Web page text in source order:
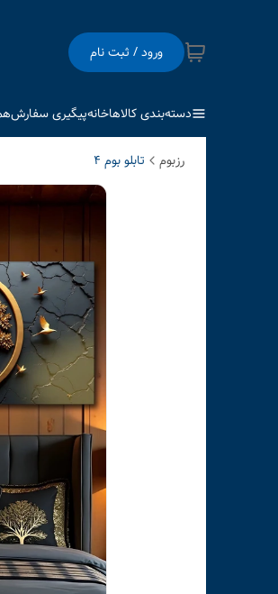
ورود / ثبت نام
دسته‌بندی کالاهاخانهپیگیری سفارش
رزبوم تابلو بوم 4